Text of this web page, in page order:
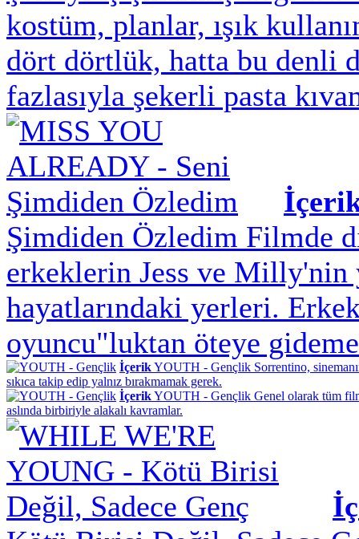
kostüm, planlar, ışık
dört dörtlük, hatta bu denli
fazlasıyla şekerli pasta
Şimdiden Özledim Filmde
erkeklerin Jess ve Milly'nin
hayatlarındaki yerleri.
oyuncu"luktan öteye
İçerikYOUTH - Gençlik Sorrentino,
sıkıca takip edip yalnız bırakmamak gerek.
İçerikYOUTH - Gençlik Genel olarak tüm
aslında birbiriyle alakalı kavramlar.